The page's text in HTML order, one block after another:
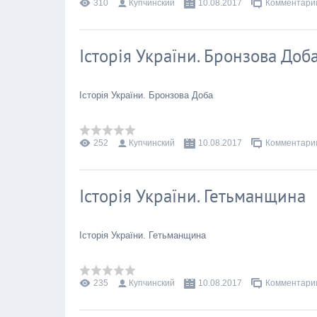
310 Купчинский 10.08.2017
Історія України. Бронзова
Історія України. Бронзова Доба
252 Купчинский 10.08.2017
Історія України. Гетьманщина
Історія України. Гетьманщина
235 Купчинский 10.08.2017